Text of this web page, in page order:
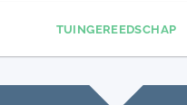
TUINGEREEDSCHAP